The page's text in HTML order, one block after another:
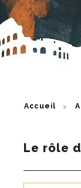
Accueil
Le rôle